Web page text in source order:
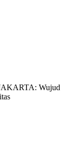
Wujud